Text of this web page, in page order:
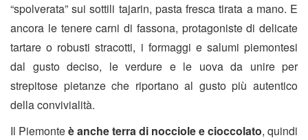
“spolverata” sui sottili tajarin, pasta fresca tirata a mano. E
ancora le tenere carni di fassona, protagoniste di delicate
tartare o robusti stracotti, i formaggi e salumi piemontesi
dal gusto deciso, le verdure e le uova da unire per
strepitose pietanze che riportano al gusto più autentico
della convivialità.
Il Piemonteè anche terra di nocciole e cioccolato, quindi